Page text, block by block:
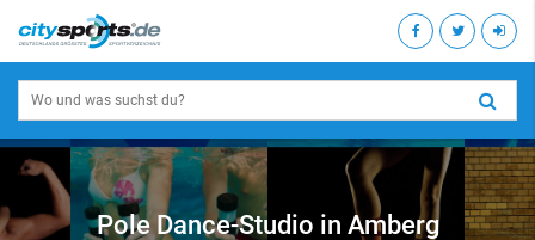
Pole Dance-Studio in Amberg